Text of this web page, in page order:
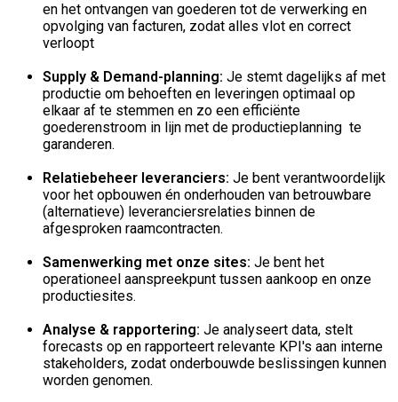
en het ontvangen van goederen tot de verwerking en
opvolging van facturen, zodat alles vlot en correct
verloopt
Supply & Demand-planning: Je stemt dagelijks af met
productie om behoeften en leveringen optimaal op
elkaar af te stemmen en zo een efficiënte
goederenstroom in lijn met de productieplanning te
garanderen.
Relatiebeheer leveranciers: Je bent verantwoordelijk
voor het opbouwen én onderhouden van betrouwbare
(alternatieve) leveranciersrelaties binnen de
afgesproken raamcontracten.
Samenwerking met onze sites: Je bent het
operationeel aanspreekpunt tussen aankoop en onze
productiesites.
Analyse & rapportering: Je analyseert data, stelt
forecasts op en rapporteert relevante KPI's aan interne
stakeholders, zodat onderbouwde beslissingen kunnen
worden genomen.